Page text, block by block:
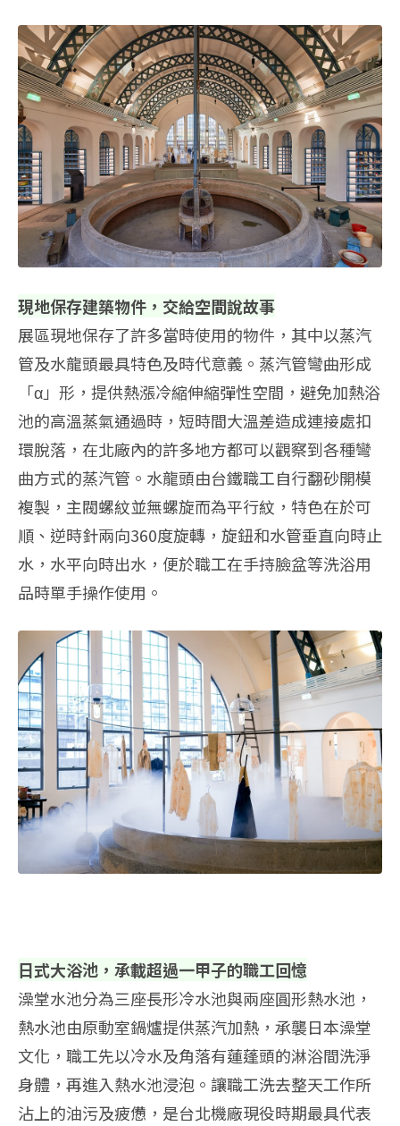
現地保存建築物件，交給空間說故事
展區現地保存了許多當時使用的物件，其中以蒸汽
管及水龍頭最具特色及時代意義。蒸汽管彎曲形成
「α」形，提供熱漲冷縮伸縮彈性空間，避免加熱浴
池的高溫蒸氣通過時，短時間大溫差造成連接處扣
環脫落，在北廠內的許多地方都可以觀察到各種彎
曲方式的蒸汽管。水龍頭由台鐵職工自行翻砂開模
複製，主閥螺紋並無螺旋而為平行紋，特色在於可
順、逆時針兩向360度旋轉，旋鈕和水管垂直向時止
水，水平向時出水，便於職工在手持臉盆等洗浴用
品時單手操作使用。
日式大浴池，承載超過一甲子的職工回憶
澡堂水池分為三座長形冷水池與兩座圓形熱水池，
熱水池由原動室鍋爐提供蒸汽加熱，承襲日本澡堂
文化，職工先以冷水及角落有蓮蓬頭的淋浴間洗淨
身體，再進入熱水池浸泡。讓職工洗去整天工作所
沾上的油污及疲憊，是台北機廠現役時期最具代表